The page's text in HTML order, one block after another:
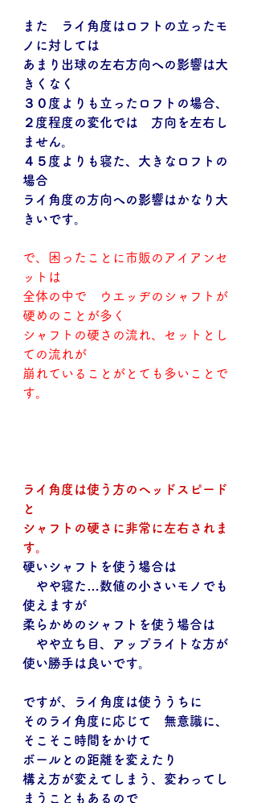
また　ライ角度はロフトの立ったモ
ノに対しては
あまり出球の左右方向への影響は大
きくなく
３０度よりも立ったロフトの場合、
２度程度の変化では　方向を左右し
ません。
４５度よりも寝た、大きなロフトの
場合
ライ角度の方向への影響はかなり大
きいです。
で、困ったことに市販のアイアンセ
ットは
全体の中で　ウエッヂのシャフトが
硬めのことが多く
シャフトの硬さの流れ、セットとし
ての流れが
崩れていることがとても多いことで
す。
ライ角度は使う方のヘッドスピード
と
シャフトの硬さに非常に左右されま
す。
硬いシャフトを使う場合は
やや寝た…数値の小さいモノでも
使えますが
柔らかめのシャフトを使う場合は
やや立ち目、アップライトな方が
使い勝手は良いです。
ですが、ライ角度は使ううちに
そのライ角度に応じて　無意識に、
そこそこ時間をかけて
ボールとの距離を変えたり
構え方が変えてしまう、変わってし
まうこともあるので